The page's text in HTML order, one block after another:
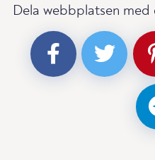
Dela webbplatsen med